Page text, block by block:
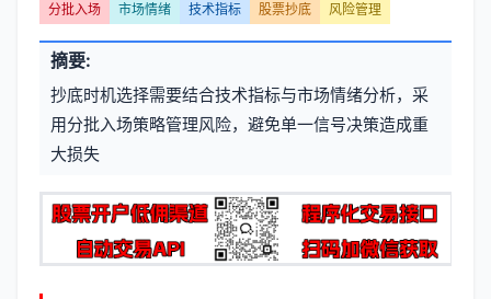
章
元
信
息
文
章
标
签
分批入场 市场情绪 技术指标 股票抄底 风险管理
摘要:
抄底时机选择需要结合技术指标与市场情绪分析，采
用分批入场策略管理风险，避免单一信号决策造成重
大损失